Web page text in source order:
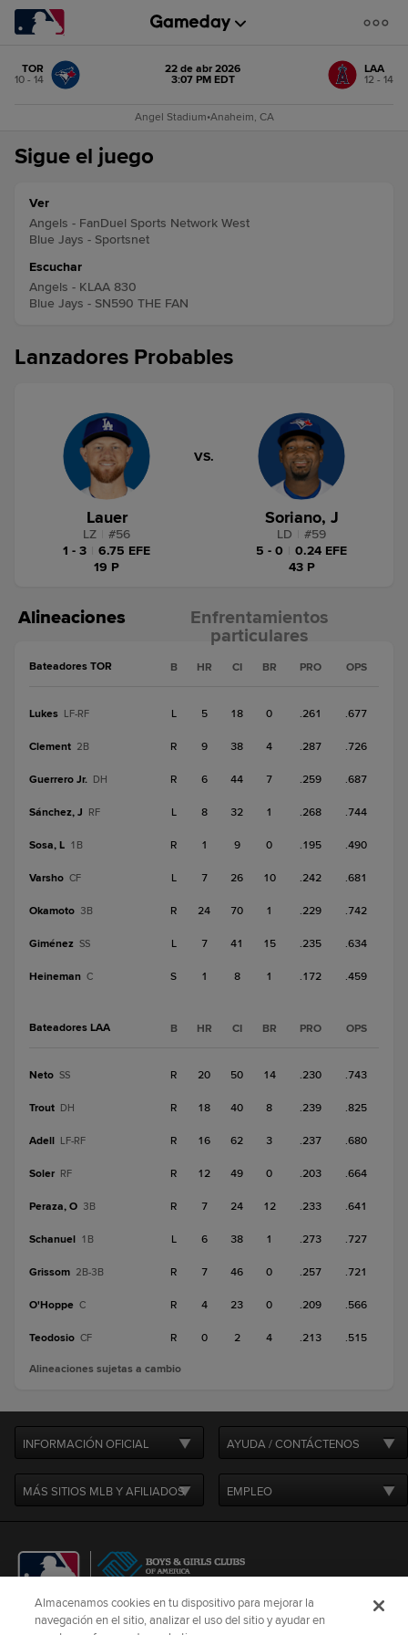
TOR
10 - 14
22 de abr 2026
3:07 PM EDT
LAA
12 - 14
Angel Stadium•Anaheim, CA
Sigue el juego
Ver
Angels - FanDuel Sports Network West
Blue Jays - Sportsnet
Escuchar
Angels - KLAA 830
Blue Jays - SN590 THE FAN
Lanzadores Probables
Lauer
LZ #56
1 - 3
6.75 EFE
19 P
VS.
Soriano, J
LD #59
5 - 0
0.24 EFE
43 P
Alineaciones
Enfrentamientos
particulares
Bateadores TOR B HR CI BR PRO OPS
Lukes LF-RF L 5 18 0 .261 .677
Clement 2B R 9 38 4 .287 .726
Guerrero Jr. DH R 6 44 7 .259 .687
Sánchez, J RF L 8 32 1 .268 .744
Sosa, L 1B R 1 9 0 .195 .490
Varsho CF L 7 26 10 .242 .681
Okamoto 3B R 24 70 1 .229 .742
Giménez SS L 7 41 15 .235 .634
Heineman C S 1 8 1 .172 .459
Bateadores LAA B HR CI BR PRO OPS
Neto SS R 20 50 14 .230 .743
Trout DH R 18 40 8 .239 .825
Adell LF-RF R 16 62 3 .237 .680
Soler RF R 12 49 0 .203 .664
Peraza, O 3B R 7 24 12 .233 .641
Schanuel 1B L 6 38 1 .273 .727
Grissom 2B-3B R 7 46 0 .257 .721
O'Hoppe C R 4 23 0 .209 .566
Teodosio CF R 0 2 4 .213 .515
Alineaciones sujetas a cambio
INFORMACIÓN OFICIAL AYUDA / CONTÁCTENOS
MÁS SITIOS MLB Y AFILIADOS EMPLEO
CONNECT WITHMLB
Almacenamos cookies en tu dispositivo para mejorar la
navegación en el sitio, analizar el uso del sitio y ayudar en